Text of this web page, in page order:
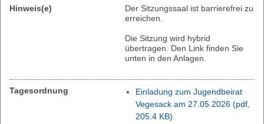
Hinweis(e)
Der Sitzungssaal ist barrierefrei zu
erreichen.
Die Sitzung wird hybrid
übertragen. Den Link finden Sie
unten in den Anlagen.
Tagesordnung
Einladung zum Jugendbeirat
Vegesack am 27.05.2026 (pdf,
205.4 KB)